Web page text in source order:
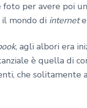
per avere poi
il mondo di internete
, agli albori era
è quella di
che